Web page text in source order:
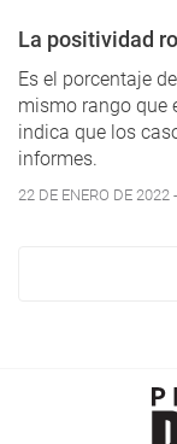
La positividad
Es el porcentaje
mismo rango que
indica que los
informes.
22 DE ENERO DE 2022